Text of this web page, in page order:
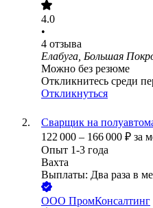
4.0
•
4 отзыва
Елабуга, Большая
Можно без резюме
Откликнитесь среди
Откликнуться
Сварщик на
122 000 – 166 000 ₽ за
Опыт 1-3 года
Вахта
Выплаты: Два раза в
ООО ПромКонсалтинг